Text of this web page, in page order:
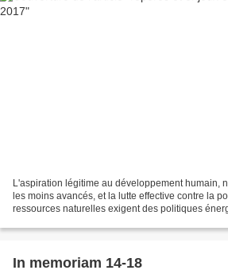
L'aspiration légitime au développement humain,
les moins avancés, et la lutte effective contre la
ressources naturelles exigent des politiques
In memoriam 14-18